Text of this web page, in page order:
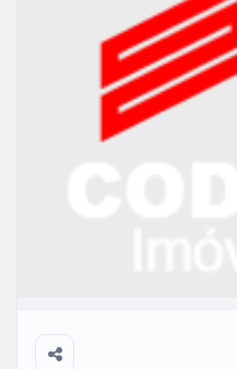
apartamento com grupo